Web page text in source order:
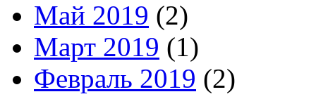
Май 2019 (2)
Март 2019 (1)
Февраль 2019 (2)